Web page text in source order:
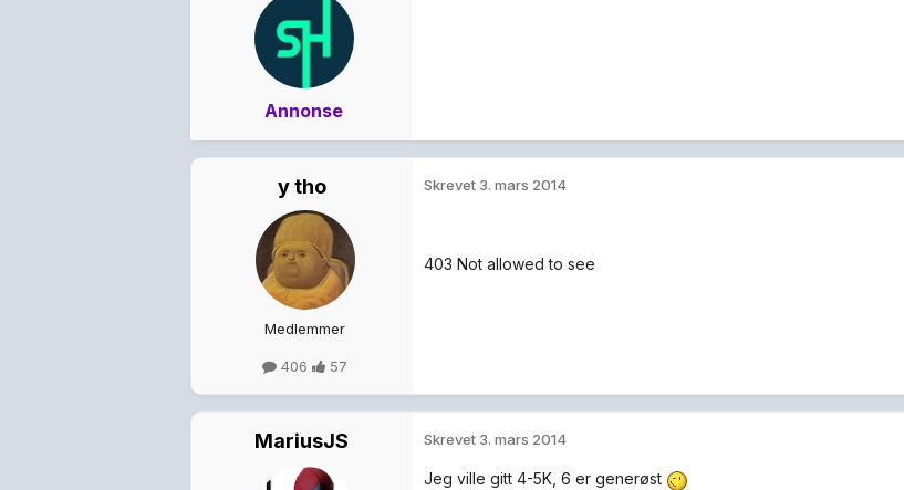
Annonse
y tho
Medlemmer
406 57
Skrevet 3. mars 2014
403 Not allowed to see
MariusJS Skrevet 3. mars 2014
Jeg ville gitt 4-5K, 6 er generøst